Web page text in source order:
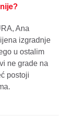
Ana
izgradnje
u ostalim
ne grade na
postoji